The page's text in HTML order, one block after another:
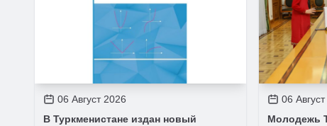
06 Август 2026
В Туркменистане издан новый
06
Молодежь